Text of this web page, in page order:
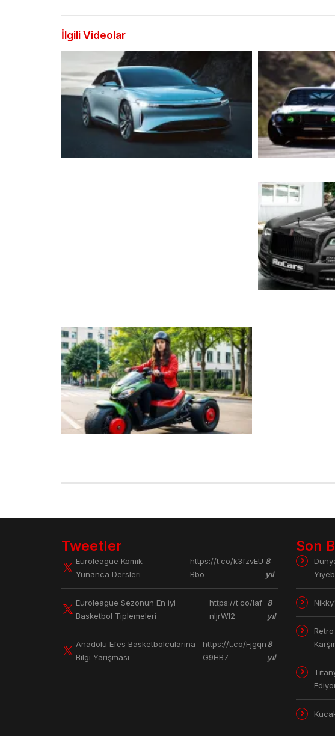
İlgili Videolar
Tweetler
Euroleague Komik
Yunanca Dersleri
https://t.co/k3fzvEU
Bbo
8
yıl
Euroleague Sezonun En iyi
Basketbol Tiplemeleri
https://t.co/laf
nljrWl2
8
yıl
Anadolu Efes Basketbolcularına
Bilgi Yarışması
https://t.co/Fjgqn
G9HB7
8
yıl
Son